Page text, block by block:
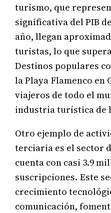
turismo, que
significativa del PIB
año, llegan
turistas, lo que
Destinos populares
la Playa Flamenco en
viajeros de todo el
industria turística de
Otro ejemplo de
terciaria es el sector
cuenta con casi 3.9
suscripciones. Este
crecimiento
comunicación,